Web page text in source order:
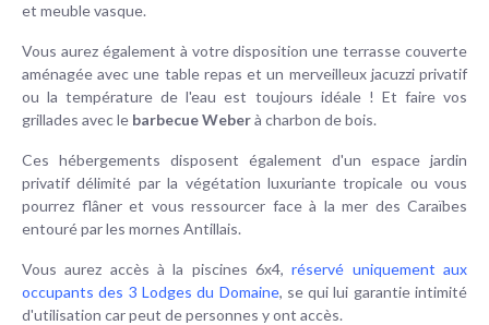
et meuble vasque.
Vous aurez également à votre disposition une terrasse couverte
aménagée avec une table repas et un merveilleux jacuzzi privatif
ou la température de l'eau est toujours idéale ! Et faire vos
grillades avec le barbecue Weberà charbon de bois.
Ces hébergements disposent également d'un espace jardin
privatif délimité par la végétation luxuriante tropicale ou vous
pourrez flâner et vous ressourcer face à la mer des Caraïbes
entouré par les mornes Antillais.
Vous aurez accès à la piscines 6x4,réservé uniquement aux
occupants des 3 Lodges du Domaine, se qui lui garantie intimité
d'utilisation car peut de personnes y ont accès.